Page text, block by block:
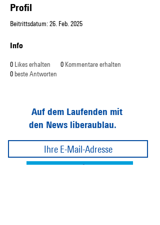
Profil
Beitrittsdatum: 26. Feb. 2025
Info
0 Likes erhalten 0 Kommentare erhalten
0 beste Antworten
Auf dem Laufenden mit
den News liberaublau.
Abonnieren